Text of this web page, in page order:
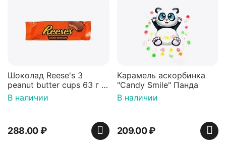
Шоколад Reese's 3
peanut butter cups 63 г с
арахисовой пастой
В наличии
288.00₽
Карамель аскорбинка
"Candy Smile" Панда
В наличии
209.00₽